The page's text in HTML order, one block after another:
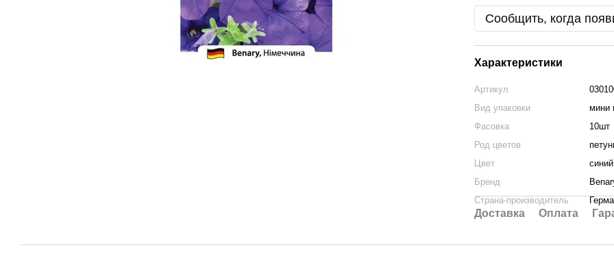
Сообщить, когда
Характеристики
Артикул
Вид упаковки
мини
Фасовка
10шт
Род цветов
Цвет
синий
Бренд
Страна-производитель
Доставка Оплата